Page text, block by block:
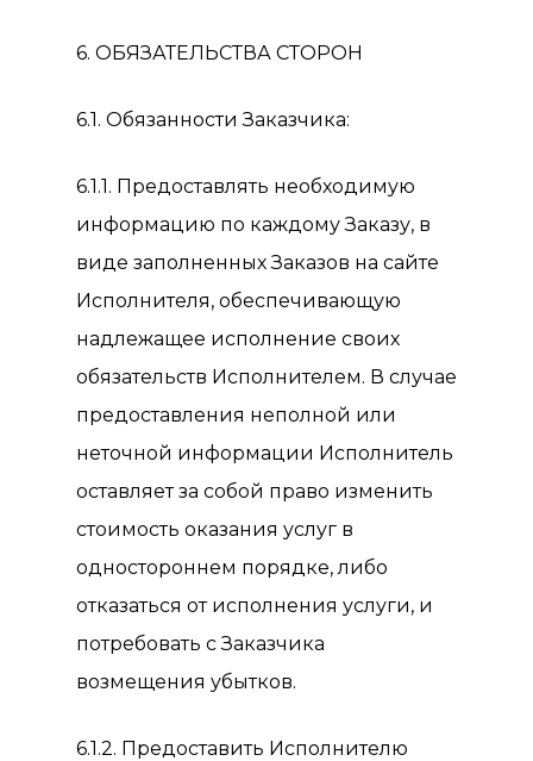
6. ОБЯЗАТЕЛЬСТВА СТОРОН
6.1. Обязанности Заказчика:
6.1.1. Предоставлять необходимую
информацию по каждому Заказу, в
виде заполненных Заказов на сайте
Исполнителя, обеспечивающую
надлежащее исполнение своих
обязательств Исполнителем. В случае
предоставления неполной или
неточной информации Исполнитель
оставляет за собой право изменить
стоимость оказания услуг в
одностороннем порядке, либо
отказаться от исполнения услуги, и
потребовать с Заказчика
возмещения убытков.
6.1.2. Предоставить Исполнителю